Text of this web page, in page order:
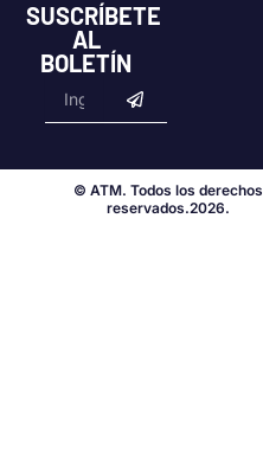
SUSCRÍBETE
AL
BOLETÍN
© ATM. Todos los derechos
reservados.2026.